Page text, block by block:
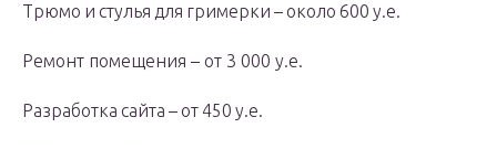
Трюмо и стулья для гримерки – около 600 у.е.
Ремонт помещения – от 3 000 у.е.
Разработка сайта – от 450 у.е.